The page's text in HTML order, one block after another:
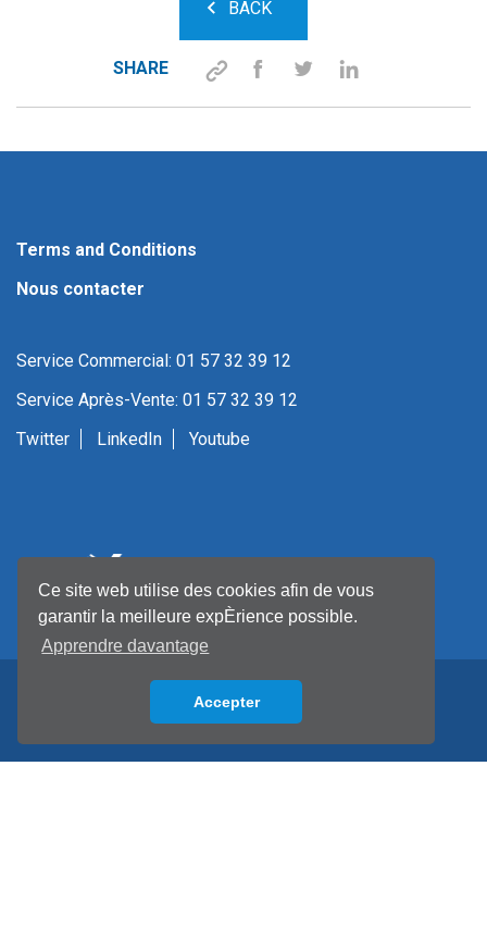
Ce site web utilise des cookies afin de vous
garantir la meilleure expÈrience possible.
Apprendre davantage
Accepter
BACK
SHARE
Terms and Conditions
Nous contacter
Service Commercial: 01 57 32 39 12
Service Après-Vente: 01 57 32 39 12
Twitter
LinkedIn Youtube
Back to top